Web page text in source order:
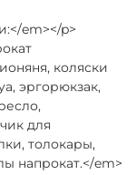
em></p>
коляски
эргорюкзак,
для
толокары,
напрокат.</em>